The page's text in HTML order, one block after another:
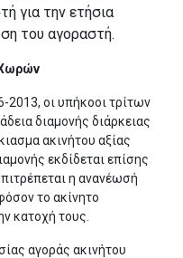
για την ετήσια
του αγοραστή.
2013, οι υπήκοοι τρίτων
διαμονής διάρκειας
ακινήτου αξίας
εκδίδεται επίσης
η ανανέωσή
το ακίνητο
κατοχή τους.
αγοράς ακινήτου